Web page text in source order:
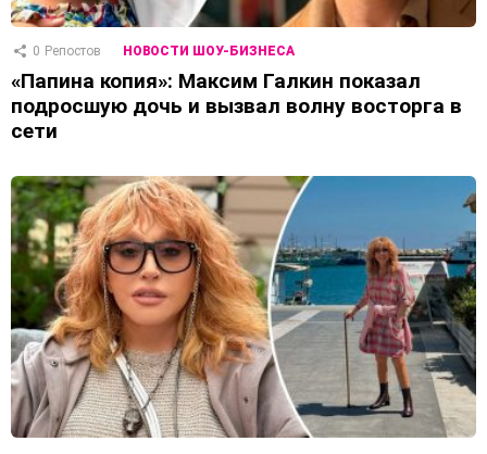
0 Репостов НОВОСТИ ШОУ-БИЗНЕСА
«Папина копия»: Максим Галкин показал
подросшую дочь и вызвал волну восторга в
сети